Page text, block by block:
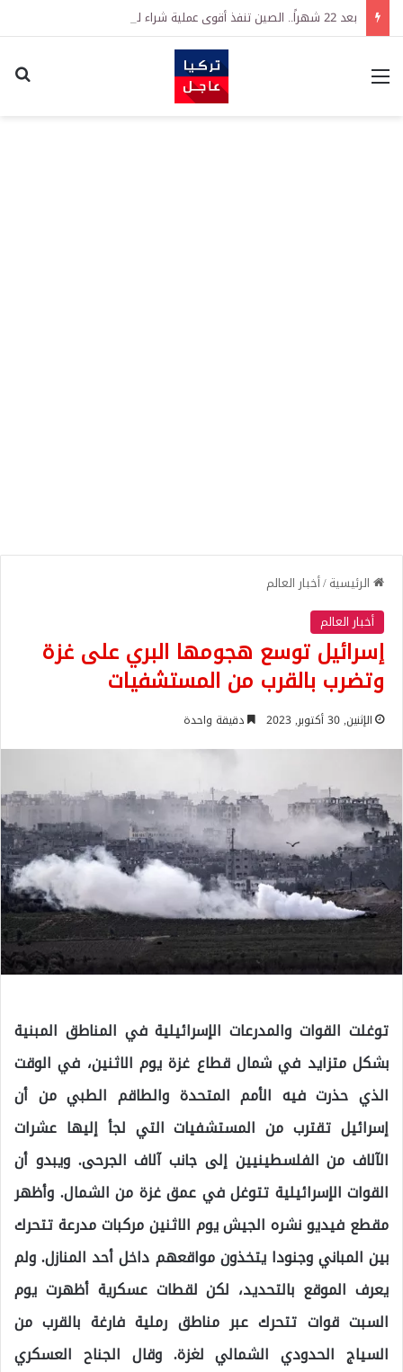
القائمة
الرئيسية/أخبار العالم
أخبار العالم
إسرائيل توسع هجومها البري على غزة
وتضرب بالقرب من المستشفيات
الإثنين, 30 أكتوبر, 2023 دقيقة واحدة
توغلت القوات والمدرعات الإسرائيلية في المناطق المبنية
بشكل متزايد في شمال قطاع غزة يوم الاثنين، في الوقت
الذي حذرت فيه الأمم المتحدة والطاقم الطبي من أن
إسرائيل تقترب من المستشفيات التي لجأ إليها عشرات
الآلاف من الفلسطينيين إلى جانب آلاف الجرحى. ويبدو أن
القوات الإسرائيلية تتوغل في عمق غزة من الشمال. وأظهر
مقطع فيديو نشره الجيش يوم الاثنين مركبات مدرعة تتحرك
بين المباني وجنودا يتخذون مواقعهم داخل أحد المنازل. ولم
يعرف الموقع بالتحديد، لكن لقطات عسكرية أظهرت يوم
السبت قوات تتحرك عبر مناطق رملية فارغة بالقرب من
السياج الحدودي الشمالي لغزة. وقال الجناح العسكري